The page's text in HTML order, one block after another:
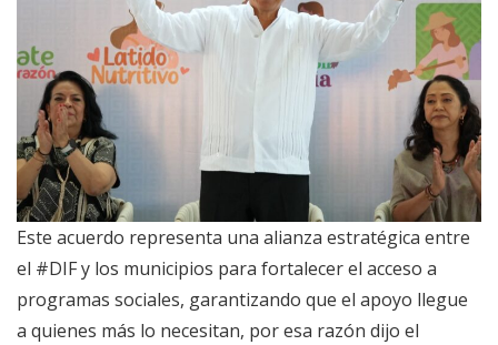
Este acuerdo representa una alianza estratégica entre
el #DIF y los municipios para fortalecer el acceso a
programas sociales, garantizando que el apoyo llegue
a quienes más lo necesitan, por esa razón dijo el